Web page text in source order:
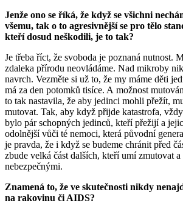
Jenže ono se říká, že když se všichni
všemu, tak o to agresivnější se pro tělo
kteří dosud neškodili, je to tak?
Je třeba říct, že svoboda je poznaná nutnost.
zdaleka přírodu neovládáme. Nad mikroby
navrch. Vezměte si už to, že my máme děti
má za den potomků tisíce. A možnost
to tak nastavila, že aby jedinci mohli přežít,
mutovat. Tak, aby když přijde katastrofa,
bylo pár schopných jedinců, kteří přežijí a
odolnější vůči té nemoci, která původní
je pravda, že i když se budeme chránit před
zbude velká část dalších, kteří umí zmutovat a
nebezpečnými.
Znamená to, že ve skutečnosti nikdy
na rakovinu či AIDS?